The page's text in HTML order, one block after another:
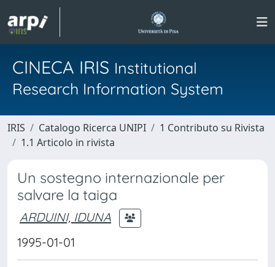
CINECA IRIS Institutional
Research Information System
IRIS Catalogo Ricerca UNIPI
1 Contributo su Rivista
1.1 Articolo in rivista
Un sostegno internazionale per
salvare la taiga
ARDUINI, IDUNA
1995-01-01